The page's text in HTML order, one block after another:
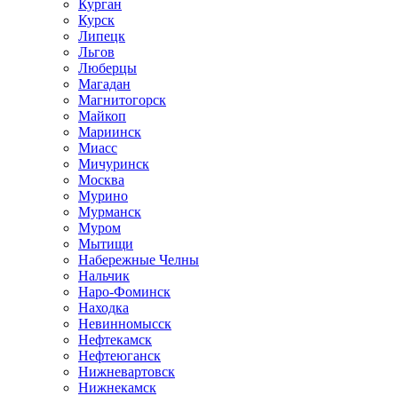
Курган
Курск
Липецк
Льгов
Люберцы
Магадан
Магнитогорск
Майкоп
Мариинск
Миасс
Мичуринск
Москва
Мурино
Мурманск
Муром
Мытищи
Набережные Челны
Нальчик
Наро-Фоминск
Находка
Невинномысск
Нефтекамск
Нефтеюганск
Нижневартовск
Нижнекамск